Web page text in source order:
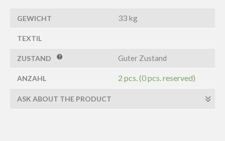
GEWICHT 33 kg
TEXTIL
ZUSTAND Guter Zustand
ANZAHL 2 pcs. (0 pcs. reserved)
ASK ABOUT THE PRODUCT